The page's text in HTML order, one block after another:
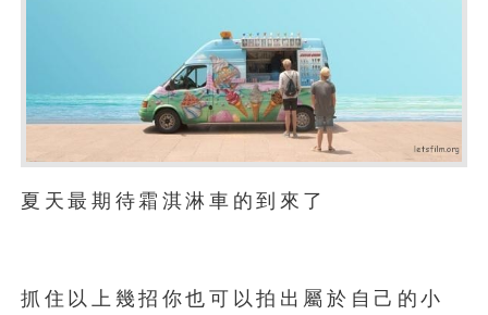
夏天最期待霜淇淋車的到來了
抓住以上幾招你也可以拍出屬於自己的小